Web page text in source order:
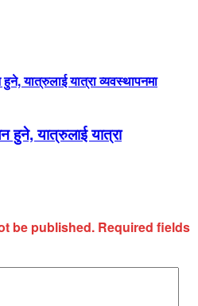
हुने, यात्रुलाई यात्रा
be published. Required fields